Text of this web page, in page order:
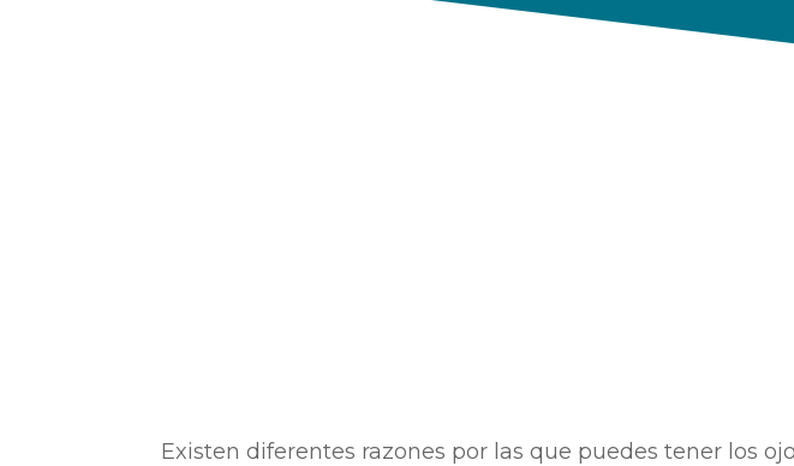
Existen diferentes razones por las que puedes tener los